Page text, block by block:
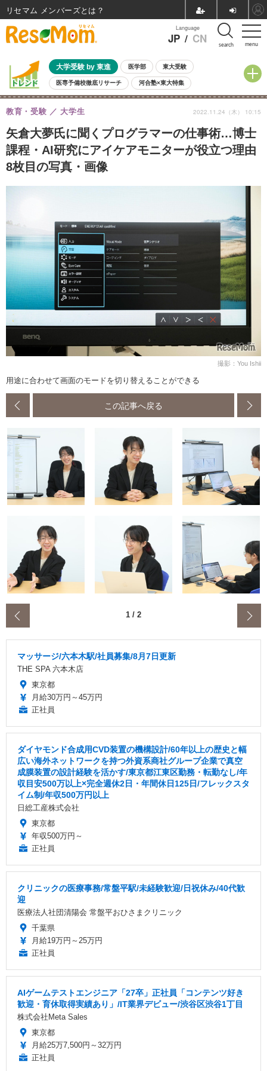
menu
Language
JP / CN search
大学受験 by 東進 医学部 東大受験
医専予備校徹底リサーチ 河合塾×東大特集
親子で考える大学選び 高校受験 中学受験 小学校受験
共通テスト 夏休み
8月開催イベント・WS 全国公立高校 過去問 人気記事
自由研究教材（小学生向け） 自由研究教材（中学生向け） ランキング
矢倉大夢氏に聞くプログラマーの仕事術…博士
課程・AI研究にアイケアモニターが役立つ理由
8枚目の写真・画像
教育・受験 大学生 2022.11.24（木） 10:15
撮影：You Ishii
用途に合わせて画面のモードを切り替えることができる
この記事へ戻る
1 / 2
マッサージ/六本木駅/社員募集/8月7日更新
THE SPA 六本木店
東京都
月給30万円～45万円
正社員
ダイヤモンド合成用CVD装置の機構設計/60年以上の歴史と幅
広い海外ネットワークを持つ外資系商社グループ企業で真空
成膜装置の設計経験を活かす/東京都江東区勤務・転勤なし/年
収目安500万以上×完全週休2日・年間休日125日/フレックスタ
イム制/年収500万円以上
日総工産株式会社
東京都
年収500万円～
正社員
クリニックの医療事務/常盤平駅/未経験歓迎/日祝休み/40代歓
迎
医療法人社団清陽会 常盤平おひさまクリニック
千葉県
月給19万円～25万円
正社員
AIゲームテストエンジニア「27卒」正社員「コンテンツ好き
歓迎・育休取得実績あり」/IT業界デビュー/渋谷区渋谷1丁目
株式会社Meta Sales
東京都
月給25万7,500円～32万円
正社員
リセマム メンバーズ